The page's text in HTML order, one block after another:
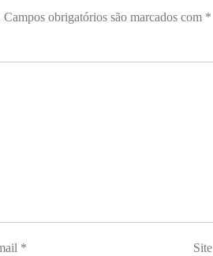
Campos obrigatórios são marcados com *
* Site